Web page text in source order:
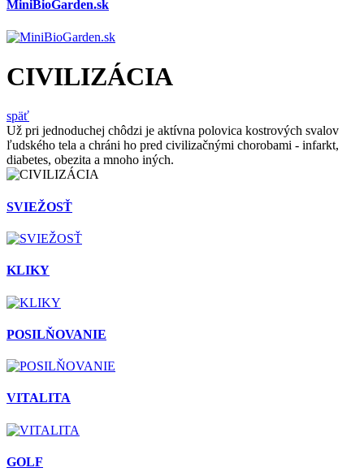
MiniBioGarden.sk
CIVILIZÁCIA
späť
Už pri jednoduchej chôdzi je aktívna polovica kostrových svalov
ľudského tela a chráni ho pred civilizačnými chorobami - infarkt,
diabetes, obezita a mnoho iných.
SVIEŽOSŤ
KLIKY
POSILŇOVANIE
VITALITA
GOLF